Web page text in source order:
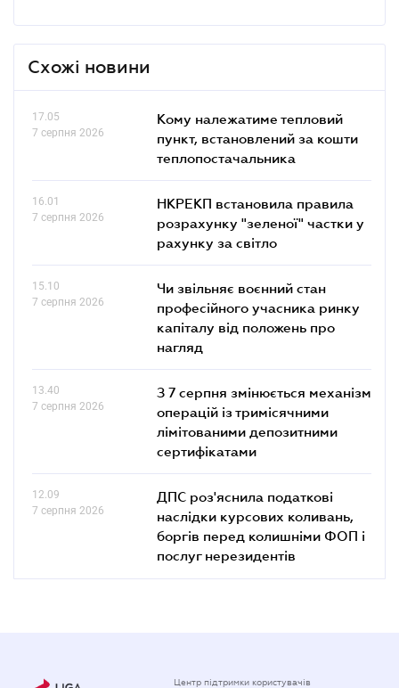
Схожі новини
17.05
7 серпня 2026
Кому належатиме тепловий
пункт, встановлений за кошти
теплопостачальника
16.01
7 серпня 2026
НКРЕКП встановила правила
розрахунку "зеленої" частки у
рахунку за світло
15.10
7 серпня 2026
Чи звільняє воєнний стан
професійного учасника ринку
капіталу від положень про
нагляд
13.40
7 серпня 2026
З 7 серпня змінюється механізм
операцій із тримісячними
лімітованими депозитними
сертифікатами
12.09
7 серпня 2026
ДПС роз'яснила податкові
наслідки курсових коливань,
боргів перед колишніми ФОП і
послуг нерезидентів
Центр підтримки користувачів